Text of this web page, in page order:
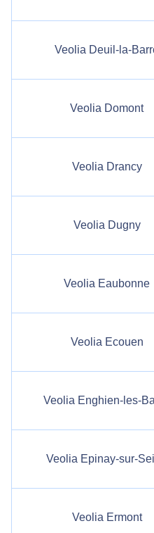
Veolia Deuil-la-
Veolia Domont
Veolia Drancy
Veolia Dugny
Veolia Eaubonne
Veolia Ecouen
Veolia Enghien-les-
Veolia Epinay-sur-
Veolia Ermont